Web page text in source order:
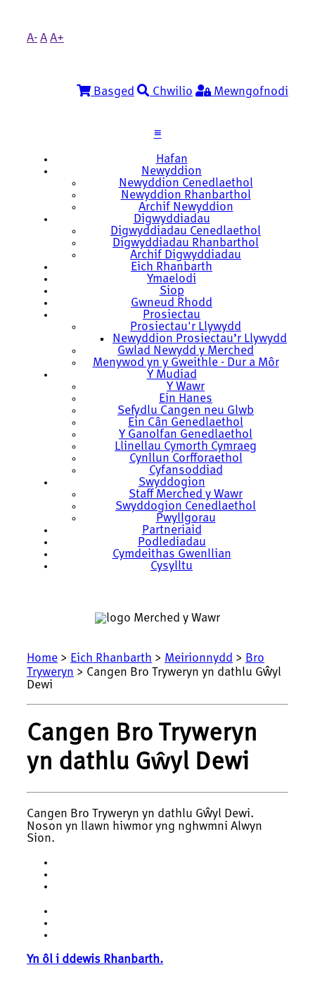
A- A A+
Basged Chwilio Mewngofnodi
≡
Hafan
Newyddion
Newyddion Cenedlaethol
Newyddion Rhanbarthol
Archif Newyddion
Digwyddiadau
Digwyddiadau Cenedlaethol
Digwyddiadau Rhanbarthol
Archif Digwyddiadau
Eich Rhanbarth
Ymaelodi
Siop
Gwneud Rhodd
Prosiectau
Prosiectau'r Llywydd
Newyddion Prosiectau’r Llywydd
Gwlad Newydd y Merched
Menywod yn y Gweithle - Dur a Môr
Y Mudiad
Y Wawr
Ein Hanes
Sefydlu Cangen neu Glwb
Ein Cân Genedlaethol
Y Ganolfan Genedlaethol
Llinellau Cymorth Cymraeg
Cynllun Corfforaethol
Cyfansoddiad
Swyddogion
Staff Merched y Wawr
Swyddogion Cenedlaethol
Pwyllgorau
Partneriaid
Podlediadau
Cymdeithas Gwenllian
Cysylltu
Home > Eich Rhanbarth > Meirionnydd > Bro
Tryweryn > Cangen Bro Tryweryn yn dathlu Gŵyl
Dewi
Cangen Bro Tryweryn
yn dathlu Gŵyl Dewi
Cangen Bro Tryweryn yn dathlu Gŵyl Dewi.
Noson yn llawn hiwmor yng nghwmni Alwyn
Sion.
Yn ôl i ddewis Rhanbarth.